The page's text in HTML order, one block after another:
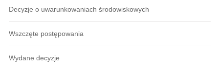
Decyzje o uwarunkowaniach środowiskowych
Wszczęte postępowania
Wydane decyzje